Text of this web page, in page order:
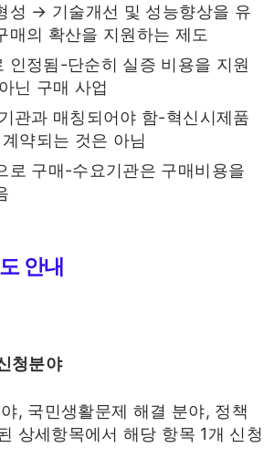
성 → 기술개선 및 성능향상을 유
매의 확산을 지원하는 제도
인정됨-단순히 실증 비용을 지원
닌 구매 사업
관과 매칭되어야 함-혁신시제품
약되는 것은 아님
로 구매-수요기관은 구매비용을
안내
청분야
, 국민생활문제 해결 분야, 정책
상세항목에서 해당 항목 1개 신청